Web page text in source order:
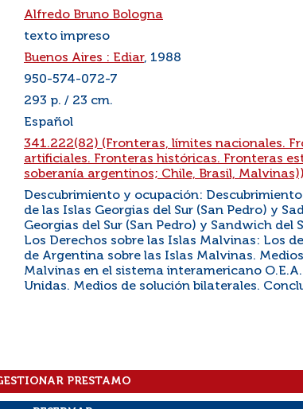
Alfredo Bruno Bologna
texto impreso
Buenos Aires : Ediar, 1988
950-574-072-7
293 p. / 23 cm.
Español
341.222(82) (Fronteras, límites nacionales.
artificiales. Fronteras históricas. Fronteras
soberanía argentinos; Chile, Brasil, Malvinas))
Descubrimiento y ocupación:
de las Islas Georgias del Sur (San Pedro) y
Georgias del Sur (San Pedro) y Sandwich del
Los Derechos sobre las Islas Malvinas: Los
de Argentina sobre las Islas Malvinas.
Malvinas en el sistema interamericano
Unidas. Medios de solución bilaterales.